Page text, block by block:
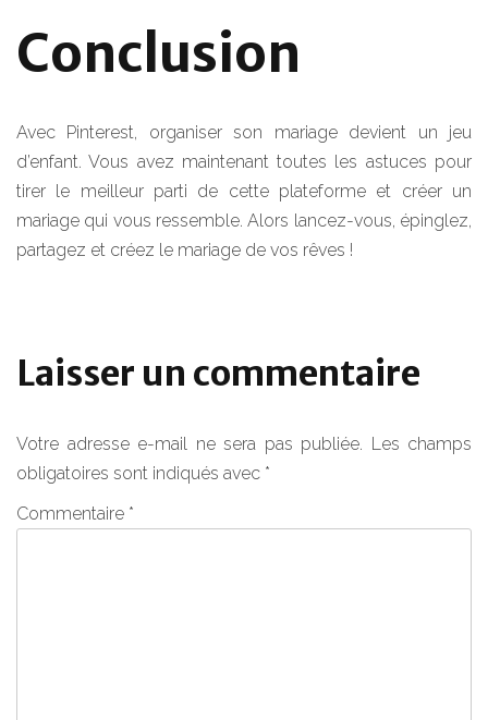
Conclusion
Avec Pinterest, organiser son mariage devient un jeu
d’enfant. Vous avez maintenant toutes les astuces pour
tirer le meilleur parti de cette plateforme et créer un
mariage qui vous ressemble. Alors lancez-vous, épinglez,
partagez et créez le mariage de vos rêves !
Laisser un commentaire
Votre adresse e-mail ne sera pas publiée. Les champs
obligatoires sont indiqués avec *
Commentaire *